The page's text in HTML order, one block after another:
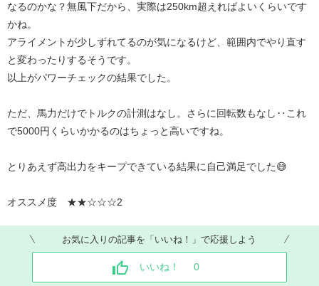
なるのかな？無風下だから、実際は250km超えればよいくらいです
かね。
アライメントが少しずれてるのが気になるけど、範囲内でやり直す
と変わったりするそうです。
以上がパワーチェックの結果でした。
ただ、馬力だけでトルクの計測はなし。さらに回転数もなし‥これ
で5000円くらいかかるのはちょっと高いですね。
とりあえず高出力をキープできている結果に自己満足でした😅
オススメ度 ★★☆☆☆2
お気に入りの記事を「いいね！」で応援しよう
いいね！ 0